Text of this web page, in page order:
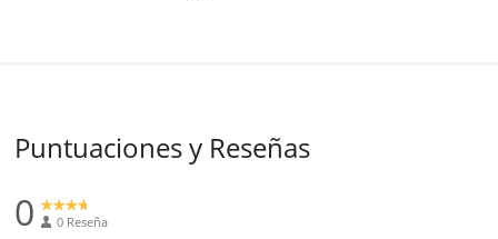
Puntuaciones y Reseñas
0 0 Reseña